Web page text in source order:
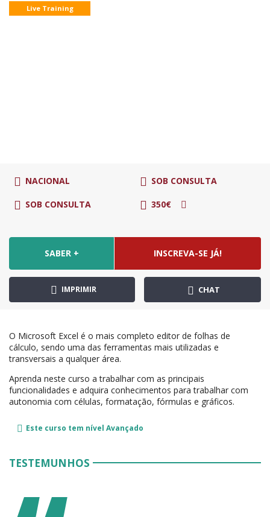
Live Training
NACIONAL SOB CONSULTA
SOB CONSULTA 350€
SABER + INSCREVA-SE JÁ!
IMPRIMIR CHAT
O Microsoft Excel é o mais completo editor de folhas de
cálculo, sendo uma das ferramentas mais utilizadas e
transversais a qualquer área.
Aprenda neste curso a trabalhar com as principais
funcionalidades e adquira conhecimentos para trabalhar com
autonomia com células, formatação, fórmulas e gráficos.
Este curso tem nível Avançado
TESTEMUNHOS